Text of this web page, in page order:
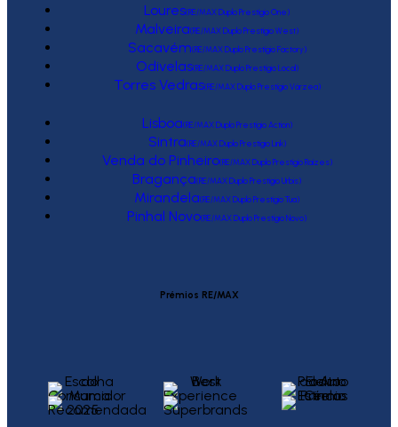
Loures(RE/MAX Duplo Prestígio One)
Malveira(RE/MAX Duplo Prestígio West)
Sacavém(RE/MAX Duplo Prestígio Factory)
Odivelas(RE/MAX Duplo Prestígio Local)
Torres Vedras(RE/MAX Duplo Prestígio Várzea)
Lisboa(RE/MAX Duplo Prestígio Action)
Sintra(RE/MAX Duplo Prestígio Link)
Venda do Pinheiro(RE/MAX Duplo Prestígio Raízes)
Bragança(RE/MAX Duplo Prestígio Urbis)
Mirandela(RE/MAX Duplo Prestígio Tua)
Pinhal Novo(RE/MAX Duplo Prestígio Novo)
Prémios RE/MAX